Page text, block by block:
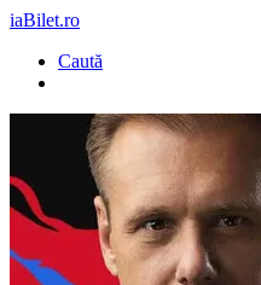
iaBilet.ro
Caută